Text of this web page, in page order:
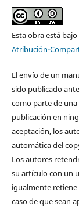
Esta obra está
Atribución-
El envío de un
sido publicado
como parte de
publicación en
aceptación, los
automática del
Los autores
su artículo con un
igualmente
caso de que sean